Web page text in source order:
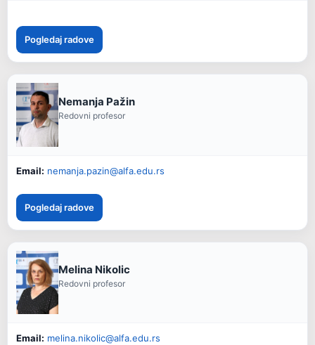
Pogledaj radove
Nemanja Pažin
Redovni profesor
Email: nemanja.pazin@alfa.edu.rs
Pogledaj radove
Melina Nikolic
Redovni profesor
Email: melina.nikolic@alfa.edu.rs